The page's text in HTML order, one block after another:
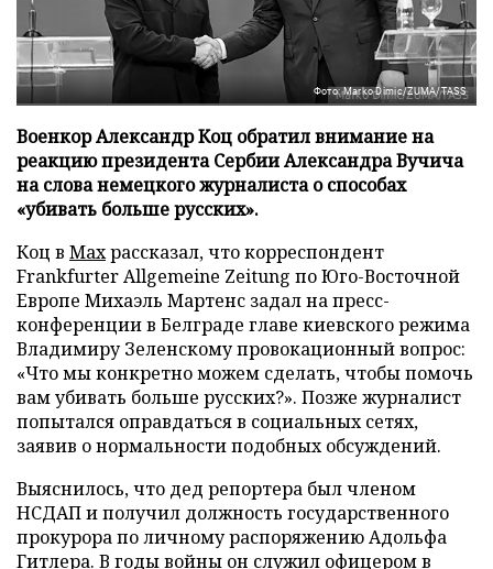
Фото: Marko Dimic/ZUMA/TASS
Военкор Александр Коц обратил внимание на
реакцию президента Сербии Александра Вучича
на слова немецкого журналиста о способах
«убивать больше русских».
Коц в Махрассказал, что корреспондент
Frankfurter Allgemeine Zeitung по Юго-Восточной
Европе Михаэль Мартенс задал на пресс-
конференции в Белграде главе киевского режима
Владимиру Зеленскому провокационный вопрос:
«Что мы конкретно можем сделать, чтобы помочь
вам убивать больше русских?». Позже журналист
попытался оправдаться в социальных сетях,
заявив о нормальности подобных обсуждений.
Выяснилось, что дед репортера был членом
НСДАП и получил должность государственного
прокурора по личному распоряжению Адольфа
Гитлера. В годы войны он служил офицером в